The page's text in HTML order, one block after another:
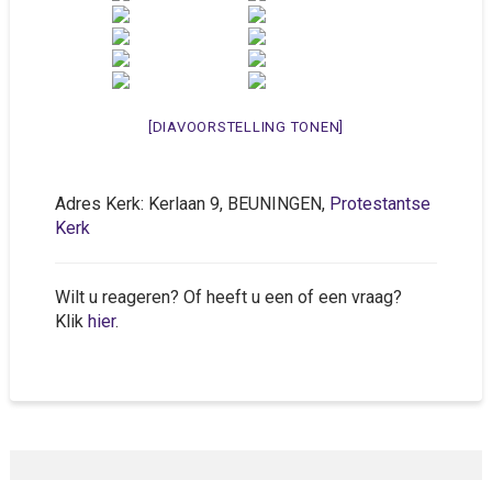
[DIAVOORSTELLING TONEN]
Adres Kerk: Kerlaan 9, BEUNINGEN, Protestantse
Kerk
Wilt u reageren? Of heeft u een of een vraag?
Klik hier.